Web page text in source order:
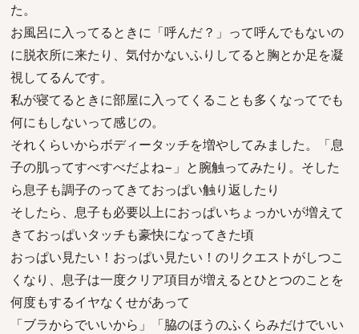
た。
お風呂に入ってるときに「呼んだ？」って呼んでもないの
に脱衣所に来たり、気付かないふりしてると胸とか足を凝
視してるんです。
私が寝てるときに部屋に入ってくることも多くなってでも
何にもしないって感じの。
それくらいからボディータッチを増やしてみました。「息
子の肌ってすべすべだよね−」と腕触ってみたり。そした
ら息子も調子のってきておっぱい触り返したり
そしたら、息子も必要以上におっぱいちょっかいが増えて
きておっぱいタッチも豪快になってきた頃
おっぱい見たい！おっぱい見たい！のリクエストがしつこ
くなり、息子は一度クリア項目が増えるとひとつのことを
何度もするイヤなくせがあって
「ブラからでいいから」「脇のほうのふくらみだけでいい